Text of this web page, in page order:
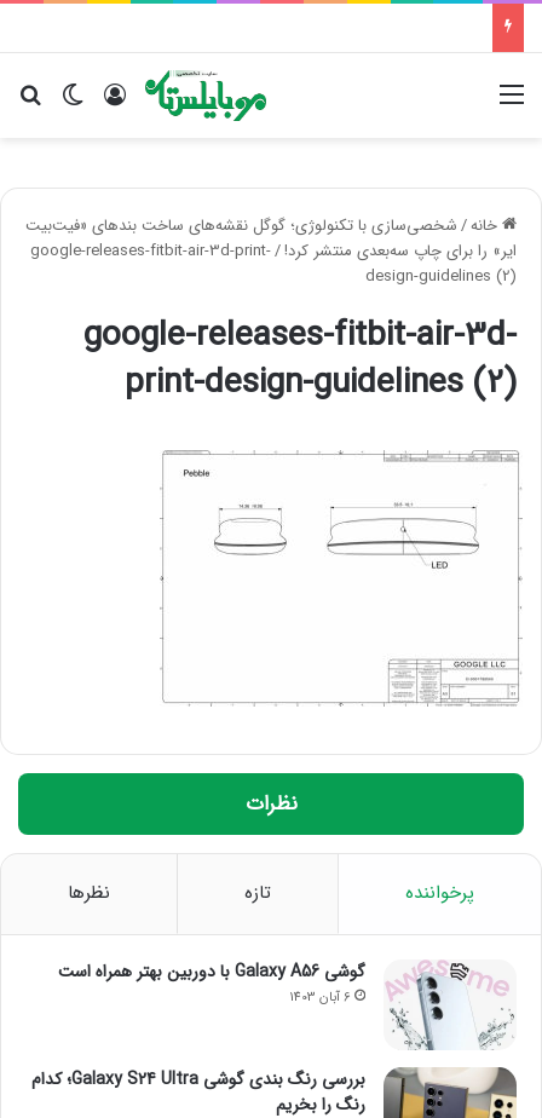
تغییر ورود
خانه/شخصی‌سازی با تکنولوژی؛ گوگل نقشه‌های ساخت بندهای «فیت‌بیت
ایر» را برای چاپ سه‌بعدی منتشر کرد!/
google-releases-fitbit-air-3d-print-
design-guidelines (2)
google-releases-fitbit-air-3d-
print-design-guidelines (2)
نظرات
پرخواننده تازه نظرها
گوشی Galaxy A56 با دوربین بهتر همراه است
6 آبان 1403
بررسی رنگ بندی گوشی Galaxy S24 Ultra؛ کدام
رنگ را بخریم